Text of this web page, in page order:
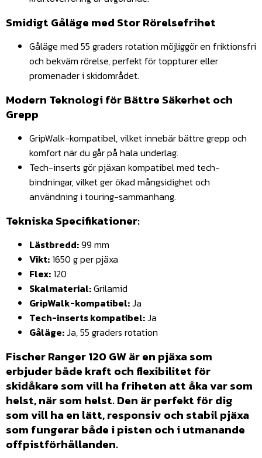
Smidigt Gåläge med Stor Rörelsefrihet
Gåläge med 55 graders rotation möjliggör en friktionsfri
och bekväm rörelse, perfekt för toppturer eller
promenader i skidområdet.
Modern Teknologi för Bättre Säkerhet och
Grepp
GripWalk-kompatibel, vilket innebär bättre grepp och
komfort när du går på hala underlag.
Tech-inserts gör pjäxan kompatibel med tech-
bindningar, vilket ger ökad mångsidighet och
användning i touring-sammanhang.
Tekniska Specifikationer:
Lästbredd:99 mm
Vikt: 1650 g per pjäxa
Flex: 120
Skalmaterial:Grilamid
GripWalk-kompatibel:Ja
Tech-inserts kompatibel:Ja
Gåläge:Ja, 55 graders rotation
Fischer Ranger 120 GW är en pjäxa som
erbjuder både kraft och flexibilitet för
skidåkare som vill ha friheten att åka var som
helst, när som helst. Den är perfekt för dig
som vill ha en lätt, responsiv och stabil pjäxa
som fungerar både i pisten och i utmanande
offpistförhållanden.